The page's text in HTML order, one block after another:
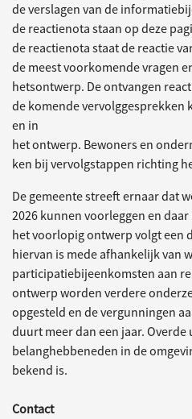
de verslagen van de
de reactienota staan op deze
de reactienota staat de reactie
de meest voorkomende vragen
hetsontwerp. De ontvangen
de komende vervolggesprekken
en in
het ontwerp. Bewoners en
ken bij vervolgstappen richting
De gemeente streeft ernaar dat
2026 kunnen voorleggen en
het voorlopig ontwerp volgt een
hiervan is mede afhankelijk van
participatiebijeenkomsten aan
ontwerp worden verdere
opgesteld en de vergunningen
duurt meer dan een jaar.
belanghebbeneden in de
bekend is.
Contact